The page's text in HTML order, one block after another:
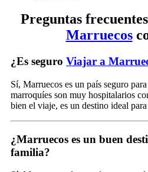
Preguntas
Marruecos
¿Es seguro Viajar a
Sí, Marruecos es un país seguro
marroquíes son muy hospitalarios
bien el viaje, es un destino ideal
¿Marruecos es un buen
familia?